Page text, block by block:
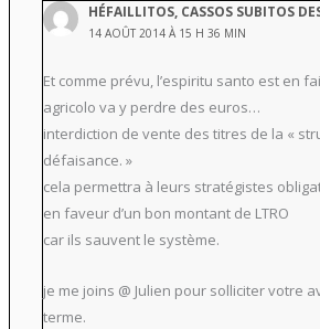
HÉFAILLITOS, CASSOS SUBITOS
14 AOÛT 2014 À 15 H 36 MIN
Et comme prévu, l’espiritu santo est en
agricolo va y perdre des euros…
interdiction de vente des titres de la «
défaisance. »
cela permettra à leurs stratégistes
en faveur d’un bon montant de LTRO
car ils sauvent le système.
je me joins @ Julien pour solliciter votre
terme.